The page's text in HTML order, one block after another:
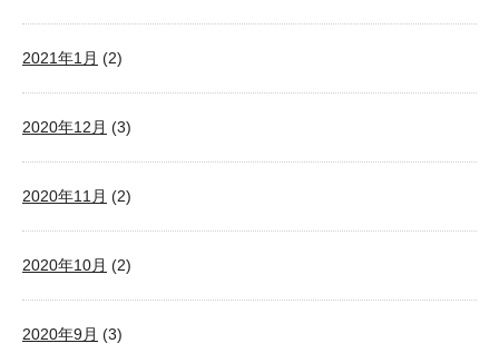
2021年1月 (2)
2020年12月 (3)
2020年11月 (2)
2020年10月 (2)
2020年9月 (3)